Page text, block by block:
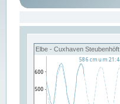
Elbe - Cuxhaven Steubenhöft